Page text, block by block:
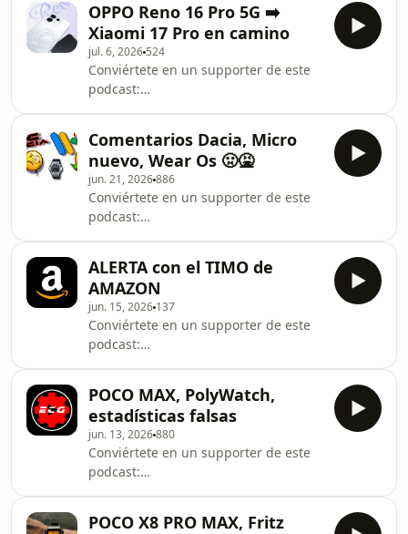
OPPO Reno 16 Pro 5G ➡️
Xiaomi 17 Pro en camino
jul. 6, 2026 524
Conviértete en un supporter de este
podcast:
Comentarios Dacia, Micro
nuevo, Wear Os 🤢🤮
jun. 21, 2026886
Conviértete en un supporter de este
podcast:
ALERTA con el TIMO de
AMAZON
jun. 15, 2026 137
Conviértete en un supporter de este
podcast:
POCO MAX, PolyWatch,
estadísticas falsas
jun. 13, 2026880
Conviértete en un supporter de este
podcast:
POCO X8 PRO MAX, Fritz